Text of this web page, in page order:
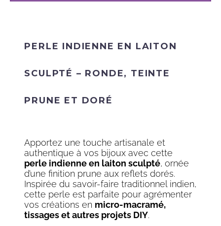
PERLE INDIENNE EN LAITON
SCULPTÉ – RONDE, TEINTE
PRUNE ET DORÉ
Apportez une touche artisanale et
authentique à vos bijoux avec cette
perle indienne en laiton sculpté, ornée
d’une finition prune aux reflets dorés.
Inspirée du savoir-faire traditionnel indien,
cette perle est parfaite pour agrémenter
vos créations en micro-macramé,
tissages et autres projets DIY.